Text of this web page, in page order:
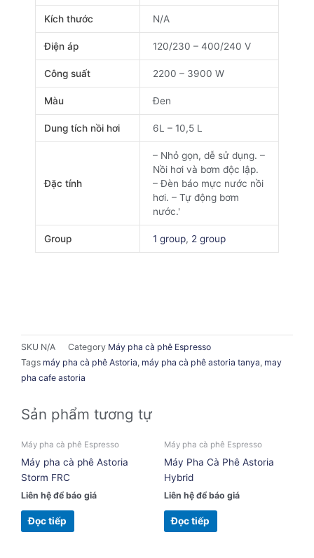
Kích thước N/A
Điện áp 120/230 – 400/240 V
Công suất 2200 – 3900 W
Màu Đen
Dung tích nồi hơi 6L – 10,5 L
Đặc tính
– Nhỏ gọn, dễ sử dụng. –
Nồi hơi và bơm độc lập.
– Đèn báo mực nước nồi
hơi. – Tự động bơm
nước.'
Group 1 group, 2 group
SKU N/A Category Máy pha cà phê Espresso
Tags máy pha cà phê Astoria, máy pha cà phê astoria tanya, may
pha cafe astoria
Sản phẩm tương tự
Máy pha cà phê Espresso
Máy pha cà phê Astoria
Storm FRC
Liên hệ để báo giá
Đọc tiếp
Máy pha cà phê Espresso
Máy Pha Cà Phê Astoria
Hybrid
Liên hệ để báo giá
Đọc tiếp